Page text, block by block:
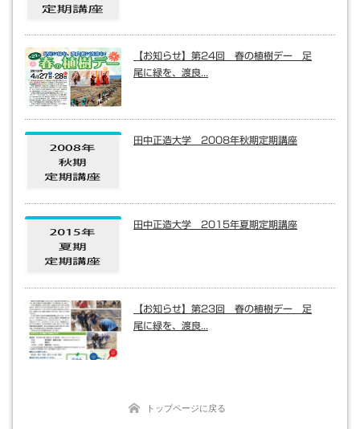
【お知らせ】第24回 春の植樹デー 足
尾に緑を、渡良...
田中正造大学 2008年秋期定期講座
田中正造大学 2015年夏期定期講座
【お知らせ】第23回 春の植樹デー 足
尾に緑を、渡良...
トップページに戻る